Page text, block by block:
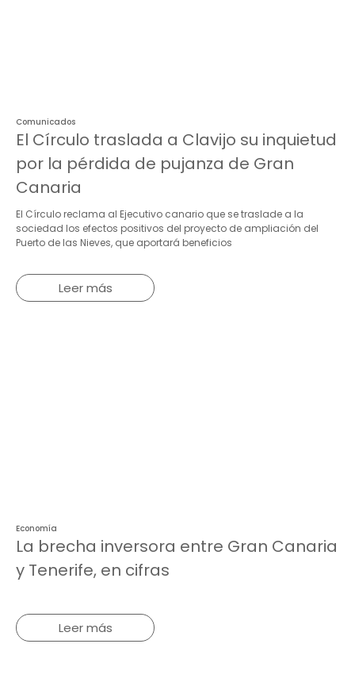
Comunicados
El Círculo traslada a Clavijo su inquietud
por la pérdida de pujanza de Gran
Canaria
El Círculo reclama al Ejecutivo canario que se traslade a la
sociedad los efectos positivos del proyecto de ampliación del
Puerto de las Nieves, que aportará beneficios
Leer más
Economía
La brecha inversora entre Gran Canaria
y Tenerife, en cifras
Leer más